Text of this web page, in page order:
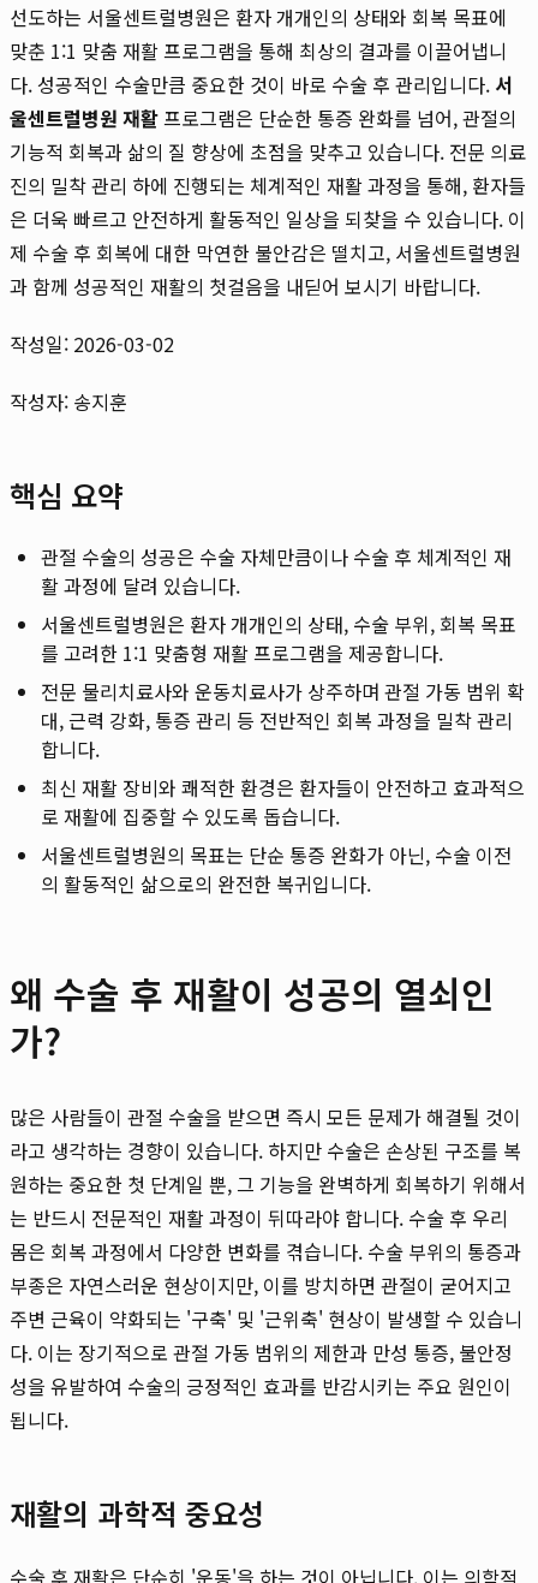
선도하는 서울센트럴병원은 환자 개개인의 상태와 회복 목표에
맞춘 1:1 맞춤 재활 프로그램을 통해 최상의 결과를 이끌어냅니
다. 성공적인 수술만큼 중요한 것이 바로 수술 후 관리입니다. 서
울센트럴병원 재활프로그램은 단순한 통증 완화를 넘어, 관절의
기능적 회복과 삶의 질 향상에 초점을 맞추고 있습니다. 전문 의료
진의 밀착 관리 하에 진행되는 체계적인 재활 과정을 통해, 환자들
은 더욱 빠르고 안전하게 활동적인 일상을 되찾을 수 있습니다. 이
제 수술 후 회복에 대한 막연한 불안감은 떨치고, 서울센트럴병원
과 함께 성공적인 재활의 첫걸음을 내딛어 보시기 바랍니다.
작성일: 2026-03-02
작성자: 송지훈
핵심 요약
관절 수술의 성공은 수술 자체만큼이나 수술 후 체계적인 재
활 과정에 달려 있습니다.
서울센트럴병원은 환자 개개인의 상태, 수술 부위, 회복 목표
를 고려한 1:1 맞춤형 재활 프로그램을 제공합니다.
전문 물리치료사와 운동치료사가 상주하며 관절 가동 범위 확
대, 근력 강화, 통증 관리 등 전반적인 회복 과정을 밀착 관리
합니다.
최신 재활 장비와 쾌적한 환경은 환자들이 안전하고 효과적으
로 재활에 집중할 수 있도록 돕습니다.
서울센트럴병원의 목표는 단순 통증 완화가 아닌, 수술 이전
의 활동적인 삶으로의 완전한 복귀입니다.
왜 수술 후 재활이 성공의 열쇠인
가?
많은 사람들이 관절 수술을 받으면 즉시 모든 문제가 해결될 것이
라고 생각하는 경향이 있습니다. 하지만 수술은 손상된 구조를 복
원하는 중요한 첫 단계일 뿐, 그 기능을 완벽하게 회복하기 위해서
는 반드시 전문적인 재활 과정이 뒤따라야 합니다. 수술 후 우리
몸은 회복 과정에서 다양한 변화를 겪습니다. 수술 부위의 통증과
부종은 자연스러운 현상이지만, 이를 방치하면 관절이 굳어지고
주변 근육이 약화되는 '구축' 및 '근위축' 현상이 발생할 수 있습니
다. 이는 장기적으로 관절 가동 범위의 제한과 만성 통증, 불안정
성을 유발하여 수술의 긍정적인 효과를 반감시키는 주요 원인이
됩니다.
재활의 과학적 중요성
수술 후 재활은 단순히 '운동'을 하는 것이 아닙니다. 이는 의학적